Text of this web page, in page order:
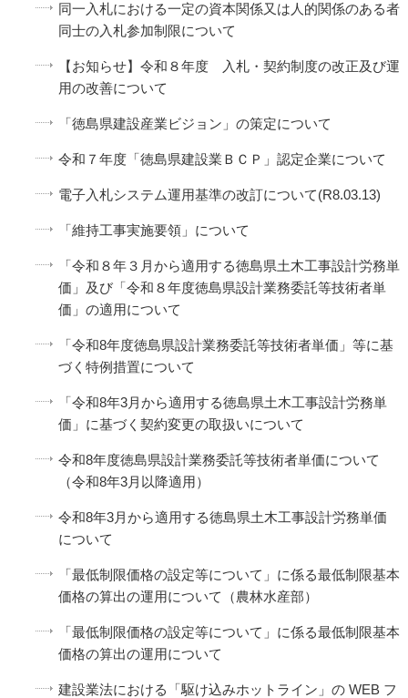
同一入札における一定の資本関係又は人的関係のある者
同士の入札参加制限について
【お知らせ】令和８年度 入札・契約制度の改正及び運
用の改善について
「徳島県建設産業ビジョン」の策定について
令和７年度「徳島県建設業ＢＣＰ」認定企業について
電⼦⼊札システム運⽤基準の改訂について(R8.03.13)
「維持工事実施要領」について
「令和８年３月から適用する徳島県土木工事設計労務単
価」及び「令和８年度徳島県設計業務委託等技術者単
価」の適用について
「令和8年度徳島県設計業務委託等技術者単価」等に基
づく特例措置について
「令和8年3月から適用する徳島県土木工事設計労務単
価」に基づく契約変更の取扱いについて
令和8年度徳島県設計業務委託等技術者単価について
（令和8年3月以降適用）
令和8年3月から適用する徳島県土木工事設計労務単価
について
「最低制限価格の設定等について」に係る最低制限基本
価格の算出の運用について（農林水産部）
「最低制限価格の設定等について」に係る最低制限基本
価格の算出の運用について
建設業法における「駆け込みホットライン」の WEB フ